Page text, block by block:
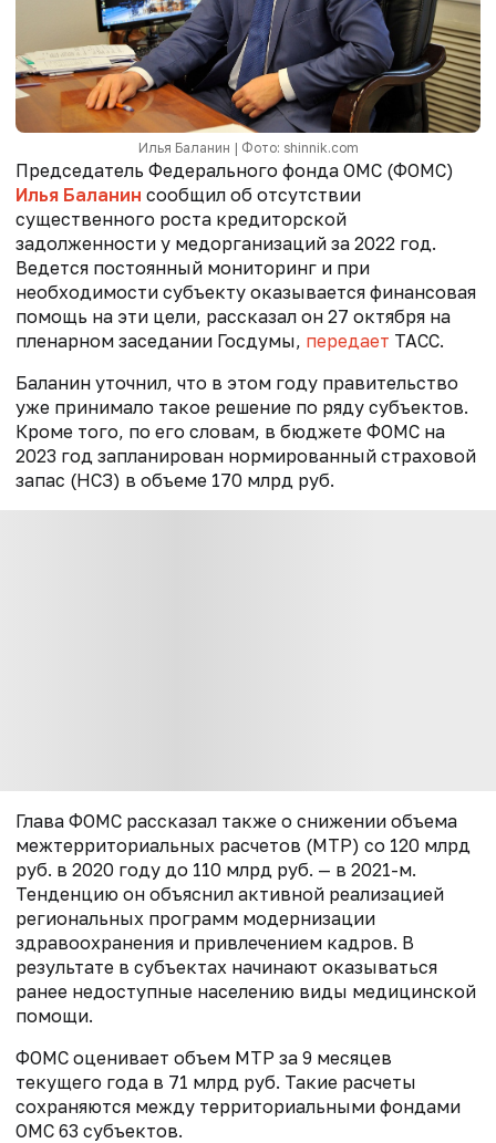
Илья Баланин | Фото: shinnik.com
Председатель Федерального фонда ОМС (ФОМС)
Илья Баланин сообщил об отсутствии
существенного роста кредиторской
задолженности у медорганизаций за 2022 год.
Ведется постоянный мониторинг и при
необходимости субъекту оказывается финансовая
помощь на эти цели, рассказал он 27 октября на
пленарном заседании Госдумы, передает ТАСС.
Баланин уточнил, что в этом году правительство
уже принимало такое решение по ряду субъектов.
Кроме того, по его словам, в бюджете ФОМС на
2023 год запланирован нормированный страховой
запас (НСЗ) в объеме 170 млрд руб.
Глава ФОМС рассказал также о снижении объема
межтерриториальных расчетов (МТР) со 120 млрд
руб. в 2020 году до 110 млрд руб. — в 2021-м.
Тенденцию он объяснил активной реализацией
региональных программ модернизации
здравоохранения и привлечением кадров. В
результате в субъектах начинают оказываться
ранее недоступные населению виды медицинской
помощи.
ФОМС оценивает объем МТР за 9 месяцев
текущего года в 71 млрд руб. Такие расчеты
сохраняются между территориальными фондами
ОМС 63 субъектов.